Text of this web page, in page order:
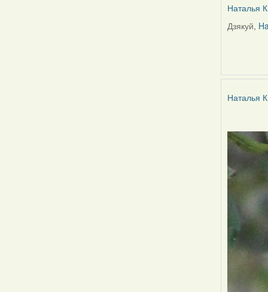
Наталья К
In
Harrier
Дзякуй,
Наталья К